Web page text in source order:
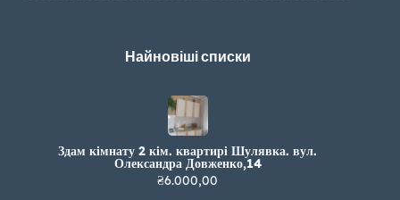
Найновіші списки
Здам кімнату 2 кім. квартирі Шулявка. вул.
Олександра Довженко,14
₴6.000,00